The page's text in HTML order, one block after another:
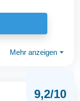
Mehr anzeigen ⏷
9,2/10